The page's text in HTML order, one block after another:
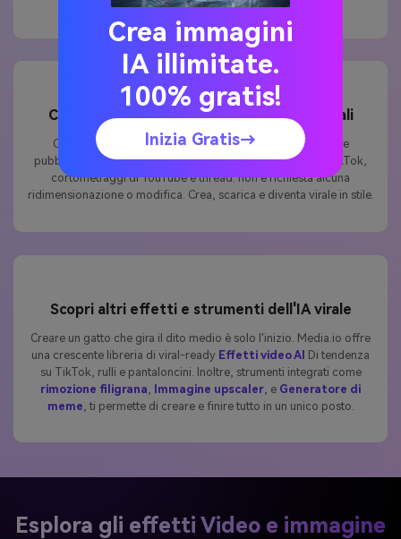
Costruito per meme, rulli e brevi video virali
Ogni video del dito medio AI che crei è pronto per essere
pubblicato immediatamente. Ottimizzato per Instagram, TikTok,
cortometraggi di YouTube e thread: non è richiesta alcuna
ridimensionazione o modifica. Crea, scarica e diventa virale in stile.
Scopri altri effetti e strumenti dell'IA virale
Creare un gatto che gira il dito medio è solo l'inizio. Media.io offre
una crescente libreria di viral-ready Effetti video AI Di tendenza
su TikTok, rulli e pantaloncini. Inoltre, strumenti integrati come
rimozione filigrana
Immagine upscaler , e Generatore di
meme , ti permette di creare e finire tutto in un unico posto.
Esplora gli effetti Video e immagine
Crea immagini
IA illimitate.
100% gratis!
Inizia Gratis→